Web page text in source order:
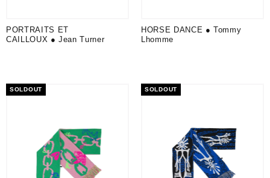
PORTRAITS ET
CAILLOUX ● Jean Turner
HORSE DANCE ● Tommy
Lhomme
SOLDOUT SOLDOUT